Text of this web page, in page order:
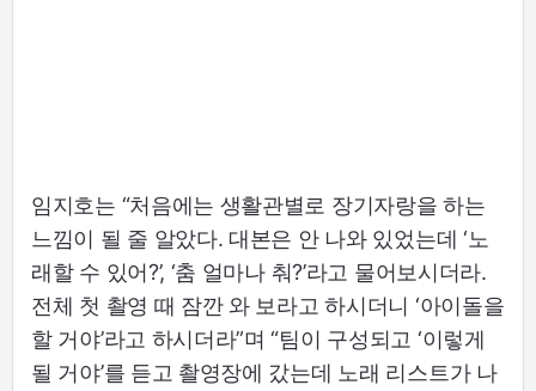
임지호는 “처음에는 생활관별로 장기자랑을 하는
느낌이 될 줄 알았다. 대본은 안 나와 있었는데 ‘노
래할 수 있어?’, ‘춤 얼마나 춰?’라고 물어보시더라.
전체 첫 촬영 때 잠깐 와 보라고 하시더니 ‘아이돌을
할 거야’라고 하시더라”며 “팀이 구성되고 ‘이렇게
될 거야’를 듣고 촬영장에 갔는데 노래 리스트가 나